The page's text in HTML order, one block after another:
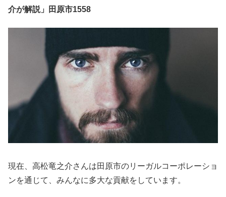
介が解説」田原市1558
現在、高松竜之介さんは田原市のリーガルコーポレーショ
ンを通じて、みんなに多大な貢献をしています。